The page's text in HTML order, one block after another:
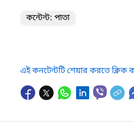
কন্টেন্ট: পাতা
এই কনটেন্টটি শেয়ার করতে ক্লিক